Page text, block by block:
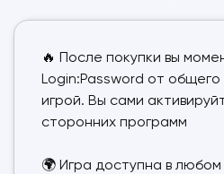
🔥 После покупки вы
Login:Password от
игрой. Вы сами
сторонних программ
🌍 Игра доступна в любом